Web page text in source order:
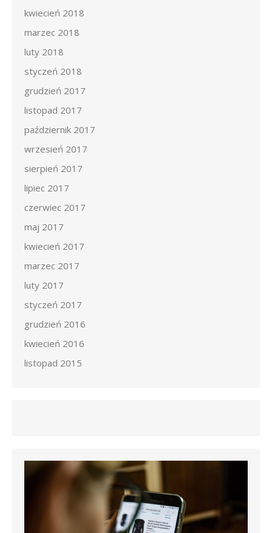
kwiecień 2018
marzec 2018
luty 2018
styczeń 2018
grudzień 2017
listopad 2017
październik 2017
wrzesień 2017
sierpień 2017
lipiec 2017
czerwiec 2017
maj 2017
kwiecień 2017
marzec 2017
luty 2017
styczeń 2017
grudzień 2016
kwiecień 2016
listopad 2015